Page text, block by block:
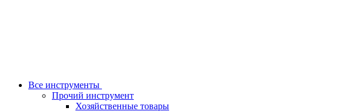
Все инструменты
Прочий инструмент
Хозяйственные товары